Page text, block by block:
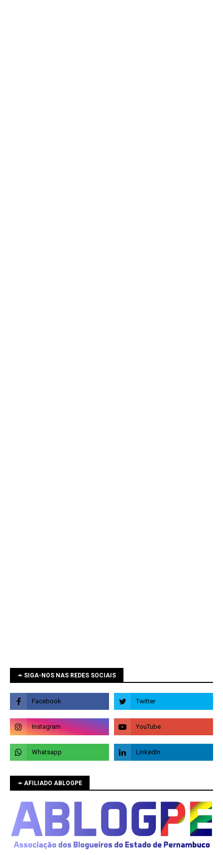
➛ SIGA-NOS NAS REDES SOCIAIS
➛ AFILIADO ABLOGPE